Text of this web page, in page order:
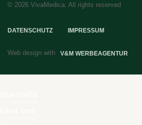
© 2026 VivaMedica. All rights reserved
DATENSCHUTZ IMPRESSUM
Web design with V&M WERBEAGENTUR